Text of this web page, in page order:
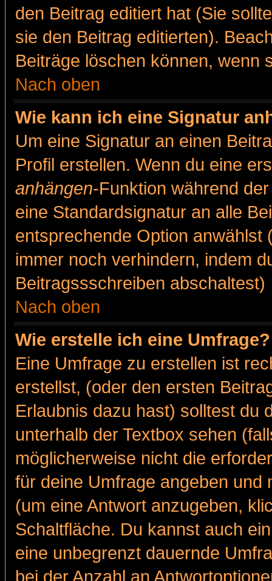
den Beitrag editiert hat (Sie
sie den Beitrag editierten).
Beiträge löschen können, wenn
Nach oben
Wie kann ich eine Signatur
Um eine Signatur an einen
Profil erstellen. Wenn du eine
anhängen-Funktion während
eine Standardsignatur an alle
entsprechende Option anwählst
immer noch verhindern, indem
Beitragssschreiben abschaltest)
Nach oben
Wie erstelle ich eine Umfrage?
Eine Umfrage zu erstellen ist
erstellst, (oder den ersten
Erlaubnis dazu hast) solltest du
unterhalb der Textbox sehen
möglicherweise nicht die
für deine Umfrage angeben und
(um eine Antwort anzugeben,
Schaltfläche. Du kannst auch
eine unbegrenzt dauernde
bei der Anzahl an